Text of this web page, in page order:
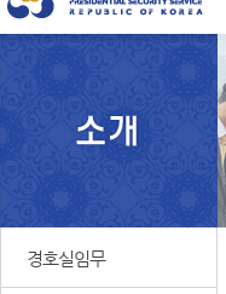
경호실임무